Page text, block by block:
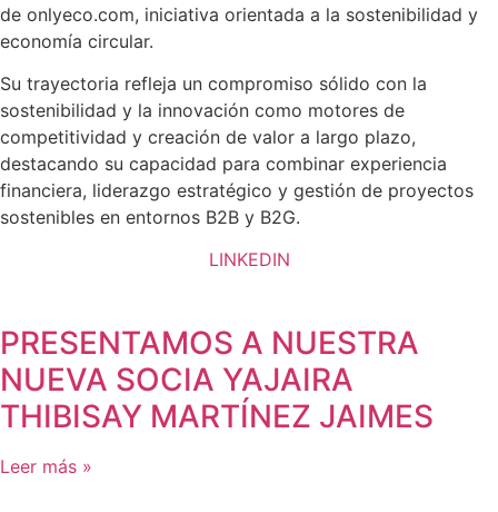
de onlyeco.com, iniciativa orientada a la sostenibilidad y
economía circular.
Su trayectoria refleja un compromiso sólido con la
sostenibilidad y la innovación como motores de
competitividad y creación de valor a largo plazo,
destacando su capacidad para combinar experiencia
financiera, liderazgo estratégico y gestión de proyectos
sostenibles en entornos B2B y B2G.
LINKEDIN
PRESENTAMOS A NUESTRA
NUEVA SOCIA YAJAIRA
THIBISAY MARTÍNEZ JAIMES
Leer más »